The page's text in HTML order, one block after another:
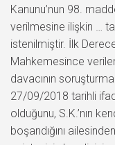
Kanunu’nun 98.
verilmesine ilişkin …
istenilmiştir. İlk
Mahkemesince
davacının
27/09/2018 tarihli
olduğunu, S.K.’nın
boşandığını